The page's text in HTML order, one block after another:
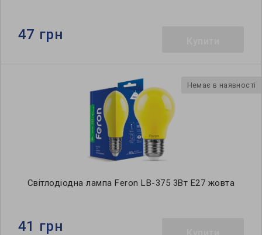
47 грн
Немає в наявності
Світлодіодна лампа Feron LB-375 3Вт E27 жовта
41 грн